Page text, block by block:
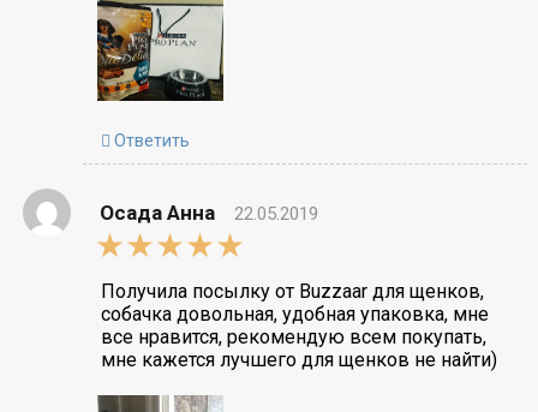
Ответить
Осада Анна
22.05.2019
5,0
rating
Получила посылку от Buzzaar для щенков,
собачка довольная, удобная упаковка, мне
все нравится, рекомендую всем покупать,
мне кажется лучшего для щенков не найти)